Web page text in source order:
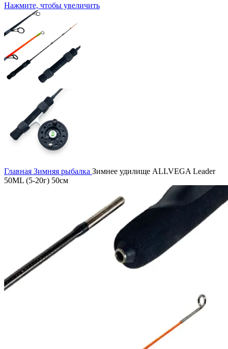
Нажмите, чтобы увеличить
Главная Зимняя рыбалка Зимнее удилище ALLVEGA Leader
50ML (5-20г) 50см